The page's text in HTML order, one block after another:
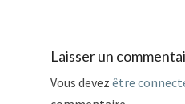
Laisser un
Vous devez être